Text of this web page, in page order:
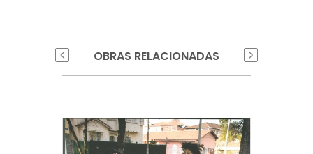
OBRAS RELACIONADAS